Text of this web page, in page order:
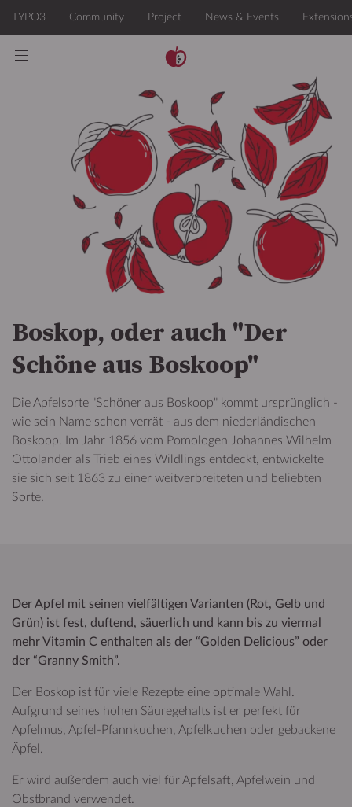
Boskop, oder auch "Der
Schöne aus Boskoop"
Die Apfelsorte "Schöner aus Boskoop" kommt ursprünglich -
wie sein Name schon verrät - aus dem niederländischen
Boskoop. Im Jahr 1856 vom Pomologen Johannes Wilhelm
Ottolander als Trieb eines Wildlings entdeckt, entwickelte
sie sich seit 1863 zu einer weitverbreiteten und beliebten
Sorte.
Der Apfel mit seinen vielfältigen Varianten (Rot, Gelb und
Grün) ist fest, duftend, säuerlich und kann bis zu viermal
mehr Vitamin C enthalten als der “Golden Delicious” oder
der “Granny Smith”.
Der Boskop ist für viele Rezepte eine optimale Wahl.
Aufgrund seines hohen Säuregehalts ist er perfekt für
Apfelmus, Apfel-Pfannkuchen, Apfelkuchen oder gebackene
Äpfel.
Er wird außerdem auch viel für Apfelsaft, Apfelwein und
Obstbrand verwendet.